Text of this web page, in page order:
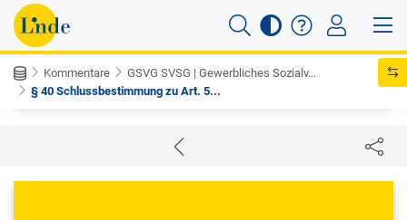
Kommentare
GSVG SVSG | Gewerbliches Sozialv...
§ 40 Schlussbestimmung zu Art. 5...